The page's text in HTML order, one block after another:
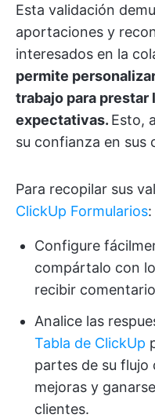
Esta validación
aportaciones y
interesados en la
permite
trabajo para
expectativas. Esto,
su confianza en sus
Para recopilar sus
ClickUp Formularios:
Configure
compártalo con
recibir
Analice las
Tabla de ClickUp
partes de su flujo
mejoras y
clientes.